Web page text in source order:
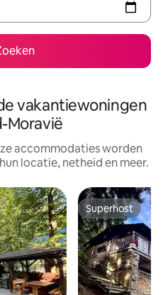
vakantiewoningen
Moravië
accommodaties worden
locatie, netheid en meer.
Superhost
Superhost